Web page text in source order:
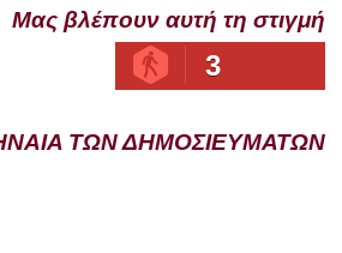
Μας βλέπουν αυτή τη στιγμή
3
ΤΩΝ ΔΗΜΟΣΙΕΥΜΑΤΩΝ